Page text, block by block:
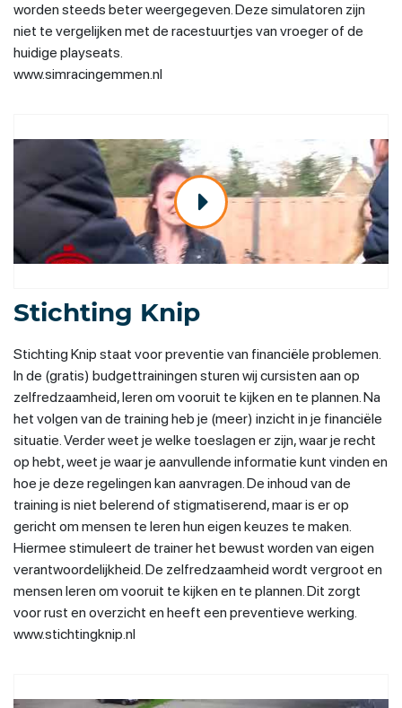
worden steeds beter weergegeven. Deze simulatoren zijn
niet te vergelijken met de racestuurtjes van vroeger of de
huidige playseats.
www.simracingemmen.nl
Stichting Knip
Stichting Knip staat voor preventie van financiële problemen.
In de (gratis) budgettrainingen sturen wij cursisten aan op
zelfredzaamheid, leren om vooruit te kijken en te plannen. Na
het volgen van de training heb je (meer) inzicht in je financiële
situatie. Verder weet je welke toeslagen er zijn, waar je recht
op hebt, weet je waar je aanvullende informatie kunt vinden en
hoe je deze regelingen kan aanvragen. De inhoud van de
training is niet belerend of stigmatiserend, maar is er op
gericht om mensen te leren hun eigen keuzes te maken.
Hiermee stimuleert de trainer het bewust worden van eigen
verantwoordelijkheid. De zelfredzaamheid wordt vergroot en
mensen leren om vooruit te kijken en te plannen. Dit zorgt
voor rust en overzicht en heeft een preventieve werking.
www.stichtingknip.nl